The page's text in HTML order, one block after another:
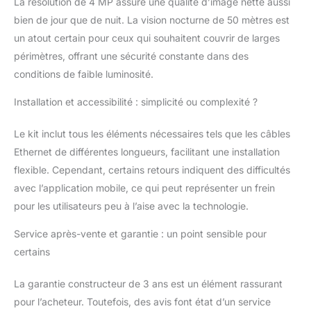
résolution ultra haute
3840*2160 permettent
d'obtenir des images
claires et détaillées,
HDD Isolation des
Le système de fichiers
est spécialement
vidéosurveillance. Il
peut détecter, identifier
et ignorer
secteurs défectueux
l'enregistrement est
d'images. Il est sûr,
bien de jour que de nuit. La vision nocturne de 50 mètres est
un atout certain pour ceux qui souhaitent couvrir de larges
périmètres, offrant une sécurité constante dans des
conditions de faible luminosité.
Installation et accessibilité : simplicité ou complexité ?
Le kit inclut tous les éléments nécessaires tels que les câbles
Ethernet de différentes longueurs, facilitant une installation
flexible. Cependant, certains retours indiquent des difficultés
avec l’application mobile, ce qui peut représenter un frein
pour les utilisateurs peu à l’aise avec la technologie.
Service après-vente et garantie : un point sensible pour
certains
La garantie constructeur de 3 ans est un élément rassurant
pour l’acheteur. Toutefois, des avis font état d’un service